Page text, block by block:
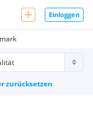
Einloggen
zurücksetzen